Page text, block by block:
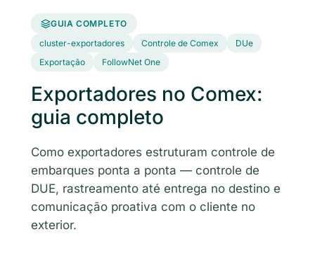
GUIA COMPLETO
cluster-exportadores
Controle de Comex
DUe
Exportação
FollowNet One
Exportadores no Comex:
guia completo
Como exportadores estruturam controle de
embarques ponta a ponta — controle de
DUE, rastreamento até entrega no destino e
comunicação proativa com o cliente no
exterior.